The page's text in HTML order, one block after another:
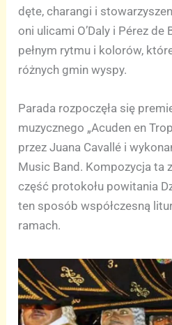
dęte, charangi i
oni ulicami O’Daly i Pérez
pełnym rytmu i kolorów,
różnych gmin wyspy.
Parada rozpoczęła się
muzycznego „Acuden en
przez Juana Cavallé i
Music Band. Kompozycja ta
część protokołu powitania
ten sposób współczesną
ramach.